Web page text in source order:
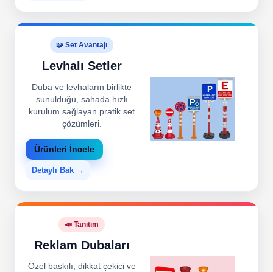
🧩 Set Avantajı
Levhalı Setler
Duba ve levhaların birlikte
sunulduğu, sahada hızlı
kurulum sağlayan pratik set
çözümleri.
Ürünleri İncele
Detaylı Bak →
📣 Tanıtım
Reklam Dubaları
Özel baskılı, dikkat çekici ve